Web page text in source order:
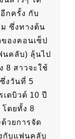
กครั้ง กับ
ซึ่งทางต้น
ของคอนเซ็ป
นคลับ) ลุ้นไป
8 สาวจะใช้
งวันที่ 5
ดบิวต์ 10 ปี
โดยทั้ง 8
วยการจัด
กับแฟนคลับ